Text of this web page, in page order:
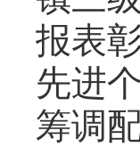
报表
先进
筹调